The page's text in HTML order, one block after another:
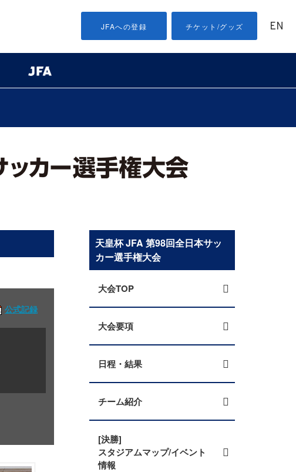
JFAへの登録 チケット/グッズ EN
公式記録
天皇杯 JFA 第98回全日本サッ
カー選手権大会
大会TOP
大会要項
日程・結果
チーム紹介
[決勝]
スタジアムマップ/イベント
情報